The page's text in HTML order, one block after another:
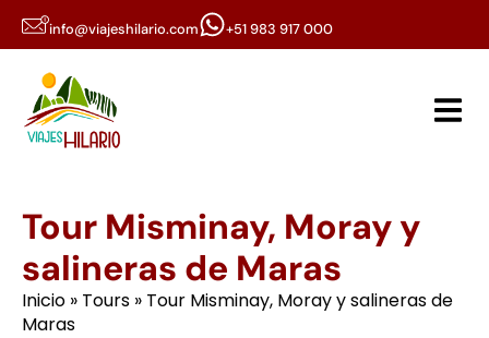
info@viajeshilario.com +51 983 917 000
Tour Misminay, Moray y
salineras de Maras
Inicio » Tours » Tour Misminay, Moray y salineras de
Maras